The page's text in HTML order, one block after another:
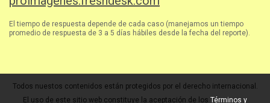
El tiempo de respuesta depende de cada caso (manejamos un tiempo
promedio de respuesta de 3 a 5 días hábiles desde la fecha del reporte).
Todos nuestos contenidos están protegidos por el derecho internacional.
El uso de este sitio web constituye la aceptación de los Términos y